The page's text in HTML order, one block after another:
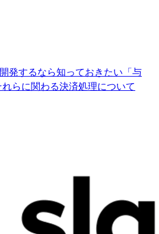
発するなら知っておきたい「与
らに関わる決済処理について